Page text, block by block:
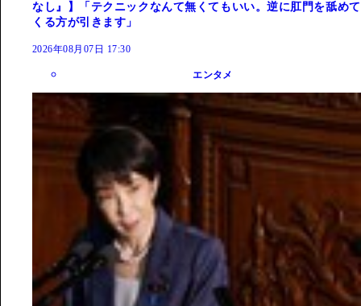
なし』】「テクニックなんて無くてもいい。逆に肛門を舐めて
くる方が引きます」
2026年08月07日 17:30
エンタメ